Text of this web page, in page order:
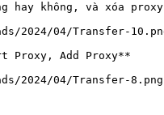
hay không, và xóa
2024/04/Transfer-
Proxy, Add Proxy**
2024/04/Transfer-